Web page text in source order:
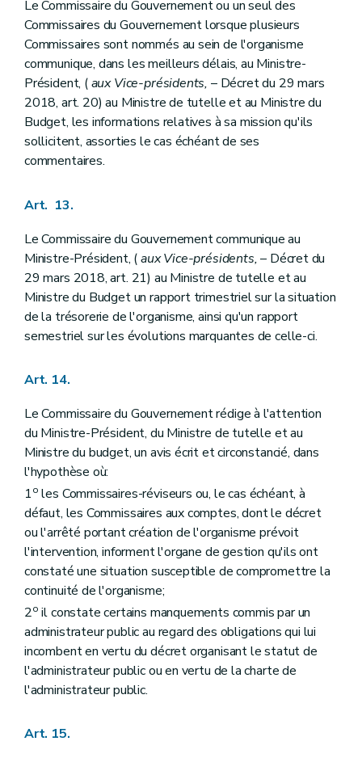
Le Commissaire du Gouvernement ou un seul des
Commissaires du Gouvernement lorsque plusieurs
Commissaires sont nommés au sein de l'organisme
communique, dans les meilleurs délais, au Ministre-
Président, (aux Vice-présidents, – Décret du 29 mars
2018, art. 20) au Ministre de tutelle et au Ministre du
Budget, les informations relatives à sa mission qu'ils
sollicitent, assorties le cas échéant de ses
commentaires.
Art. 13.
Le Commissaire du Gouvernement communique au
Ministre-Président, (aux Vice-présidents,– Décret du
29 mars 2018, art. 21) au Ministre de tutelle et au
Ministre du Budget un rapport trimestriel sur la situation
de la trésorerie de l'organisme, ainsi qu'un rapport
semestriel sur les évolutions marquantes de celle-ci.
Art. 14.
Le Commissaire du Gouvernement rédige à l'attention
du Ministre-Président, du Ministre de tutelle et au
Ministre du budget, un avis écrit et circonstancié, dans
l'hypothèse où:
1o les Commissaires-réviseurs ou, le cas échéant, à
défaut, les Commissaires aux comptes, dont le décret
ou l'arrêté portant création de l'organisme prévoit
l'intervention, informent l'organe de gestion qu'ils ont
constaté une situation susceptible de compromettre la
continuité de l'organisme;
2o il constate certains manquements commis par un
administrateur public au regard des obligations qui lui
incombent en vertu du décret organisant le statut de
l'administrateur public ou en vertu de la charte de
l'administrateur public.
Art. 15.